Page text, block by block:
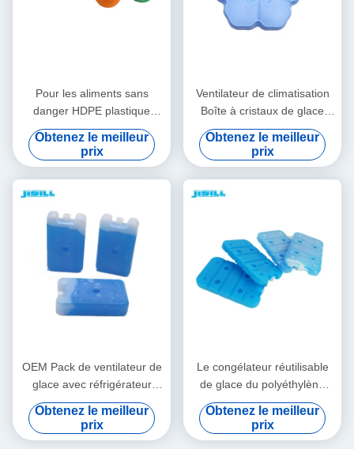
Pour les aliments sans
danger HDPE plastique
réutilisable refroidisseur d'air
Ice Pack Pour les
ventilateurs Pour les
aliments surgelés
Obtenez le meilleur
prix
Ventilateur de climatisation
Boîte à cristaux de glace
Flocon de neige Brique de
glace Refroidissement d'été
Obtenez le meilleur
prix
OEM Pack de ventilateur de
glace avec réfrigérateur
d'isolation Boîte / sac pour le
transport longue distance
Obtenez le meilleur
prix
Le congélateur réutilisable
de glace du polyéthylène
350Ml emballe avec X12 de
refroidissement du gel 20 X
2cm
Obtenez le meilleur
prix